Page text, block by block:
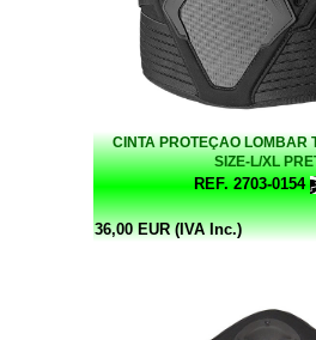
CINTA PROTEÇAO LOMBAR
SIZE-L/XL
REF. 2703-0154
36,00 EUR (IVA Inc.)